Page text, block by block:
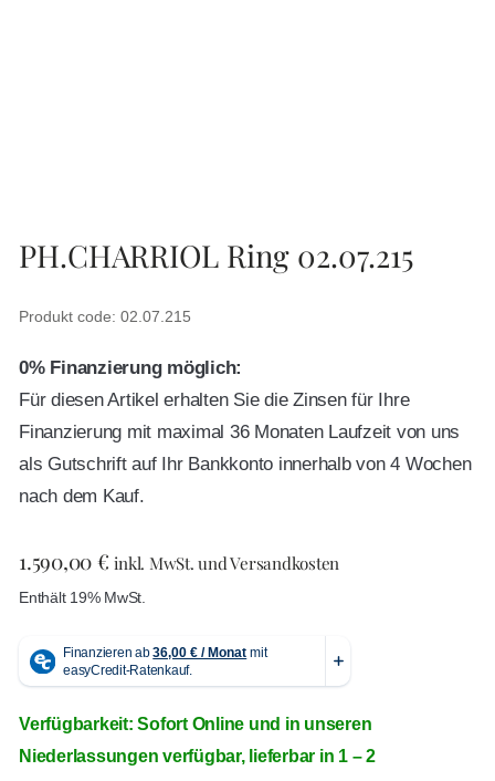
PH.CHARRIOL Ring 02.07.215
Produkt code: 02.07.215
0% Finanzierung möglich:
Für diesen Artikel erhalten Sie die Zinsen für Ihre
Finanzierung mit maximal 36 Monaten Laufzeit von uns
als Gutschrift auf Ihr Bankkonto innerhalb von 4 Wochen
nach dem Kauf.
1.590,00€ inkl. MwSt. und Versandkosten
Enthält 19% MwSt.
Verfügbarkeit: Sofort Online und in unseren
Niederlassungen verfügbar, lieferbar in 1 – 2